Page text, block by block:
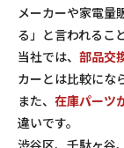
メーカーや家電量
る」と言われるこ
当社では、 部品交
カーとは比較にな
また、 在庫パーツ
違いです。
渋谷区、千駄ヶ谷